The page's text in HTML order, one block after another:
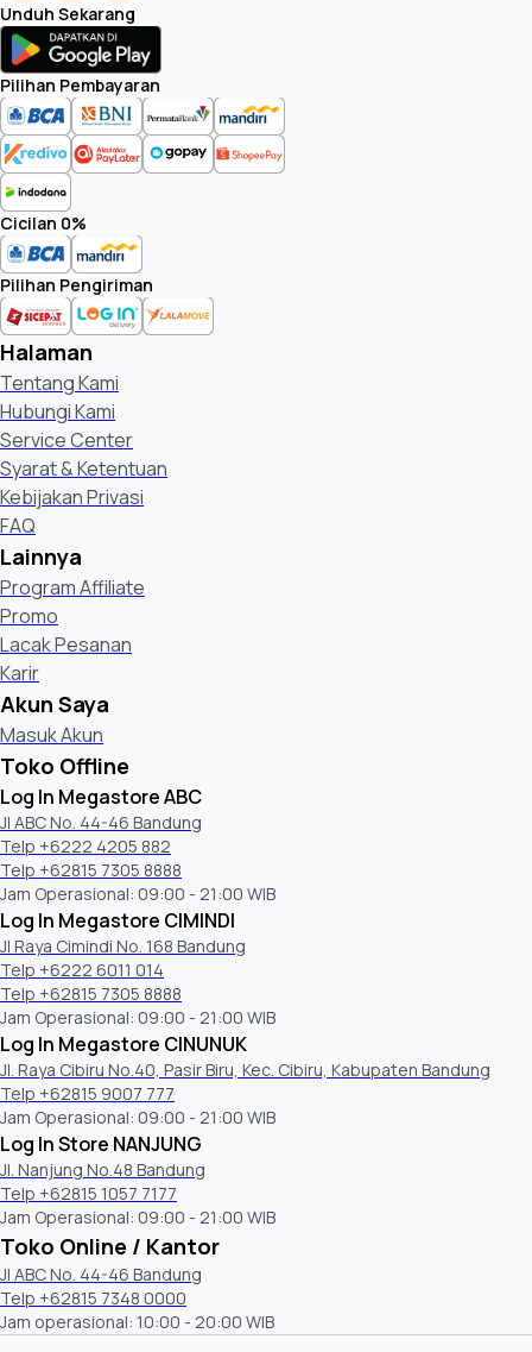
Unduh Sekarang
Pilihan Pembayaran
Cicilan 0%
Pilihan Pengiriman
Halaman
Tentang Kami
Hubungi Kami
Service Center
Syarat & Ketentuan
Kebijakan Privasi
FAQ
Lainnya
Program Affiliate
Promo
Lacak Pesanan
Karir
Akun Saya
Masuk Akun
Toko Offline
Log In Megastore ABC
Jl ABC No. 44-46 Bandung
Telp +6222 4205 882
Telp +62815 7305 8888
Jam Operasional: 09:00 - 21:00 WIB
Log In Megastore CIMINDI
Jl Raya Cimindi No. 168 Bandung
Telp +6222 6011 014
Telp +62815 7305 8888
Jam Operasional: 09:00 - 21:00 WIB
Log In Megastore CINUNUK
Jl. Raya Cibiru No.40, Pasir Biru, Kec. Cibiru, Kabupaten Bandung
Telp +62815 9007 777
Jam Operasional: 09:00 - 21:00 WIB
Log In Store NANJUNG
Jl. Nanjung No.48 Bandung
Telp +62815 1057 7177
Jam Operasional: 09:00 - 21:00 WIB
Toko Online / Kantor
Jl ABC No. 44-46 Bandung
Telp +62815 7348 0000
Jam operasional: 10:00 - 20:00 WIB